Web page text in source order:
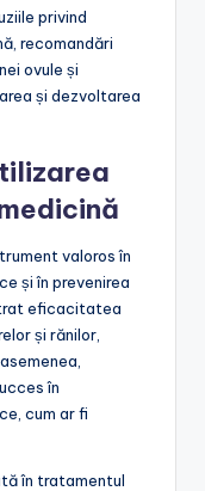
privind
recomandări
ovule și
și dezvoltarea
valoros în
și în prevenirea
eficacitatea
și rănilor,
în
cum ar fi
în tratamentul